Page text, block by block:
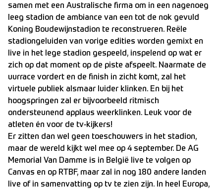
samen met een Australische firma om in een nagenoeg
leeg stadion de ambiance van een tot de nok gevuld
Koning Boudewijnstadion te reconstrueren. Reële
stadiongeluiden van vorige edities worden gemixt en
live in het lege stadion gespeeld, inspelend op wat er
zich op dat moment op de piste afspeelt. Naarmate de
uurrace vordert en de finish in zicht komt, zal het
virtuele publiek alsmaar luider klinken. En bij het
hoogspringen zal er bijvoorbeeld ritmisch
ondersteunend applaus weerklinken. Leuk voor de
atleten én voor de tv-kijkers!
Er zitten dan wel geen toeschouwers in het stadion,
maar de wereld kijkt wel mee op 4 september. De AG
Memorial Van Damme is in België live te volgen op
Canvas en op RTBF, maar zal in nog 180 andere landen
live of in samenvatting op tv te zien zijn. In heel Europa,